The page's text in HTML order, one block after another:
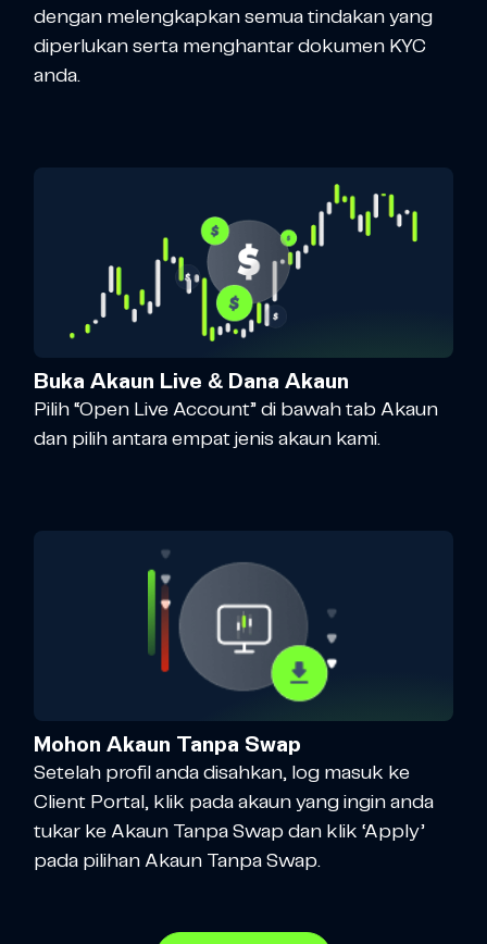
dengan melengkapkan semua tindakan yang
diperlukan serta menghantar dokumen KYC
anda.
Buka Akaun Live & Dana Akaun
Pilih “Open Live Account” di bawah tab Akaun
dan pilih antara empat jenis akaun kami.
Mohon Akaun Tanpa Swap
Setelah profil anda disahkan, log masuk ke
Client Portal, klik pada akaun yang ingin anda
tukar ke Akaun Tanpa Swap dan klik ‘Apply’
pada pilihan Akaun Tanpa Swap.